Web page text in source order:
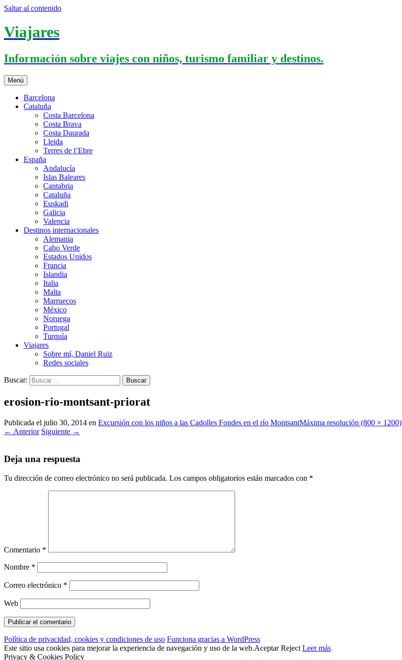
Saltar al contenido
Viajares
Información sobre viajes con niños, turismo familiar y destinos.
Menú
Barcelona
Cataluña
Costa Barcelona
Costa Brava
Costa Daurada
Lleida
Terres de l’Ebre
España
Andalucía
Islas Baleares
Cantabria
Cataluña
Euskadi
Galicia
Valencia
Destinos internacionales
Alemania
Cabo Verde
Estados Unidos
Francia
Islandia
Italia
Malta
Marruecos
México
Noruega
Portugal
Turquía
Viajares
Sobre mí, Daniel Ruiz
Redes sociales
Buscar:
erosion-rio-montsant-priorat
Publicada el julio 30, 2014 en Excursión con los niños a las Cadolles Fondes en el río MontsantMáxima resolución (800 × 1200)
← Anterior Siguiente →
Deja una respuesta
Tu dirección de correo electrónico no será publicada. Los campos obligatorios están marcados con *
Comentario *
Nombre *
Correo electrónico *
Web
Política de privacidad, cookies y condiciones de uso Funciona gracias a WordPress
Este sitio usa cookies para mejorar la experiencia de navegación y uso de la web.Aceptar Reject Leer más
Privacy & Cookies Policy